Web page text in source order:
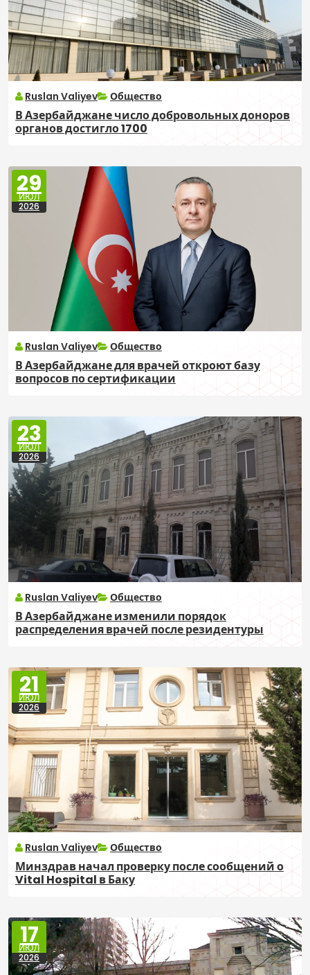
Ruslan Valiyev Общество
В Азербайджане число добровольных доноров
органов достигло 1700
29
ИЮЛ
2026
Ruslan Valiyev Общество
В Азербайджане для врачей откроют базу
вопросов по сертификации
23
ИЮЛ
2026
Ruslan Valiyev Общество
В Азербайджане изменили порядок
распределения врачей после резидентуры
21
ИЮЛ
2026
Ruslan Valiyev Общество
Минздрав начал проверку после сообщений о
Vital Hospital в Баку
17
ИЮЛ
2026